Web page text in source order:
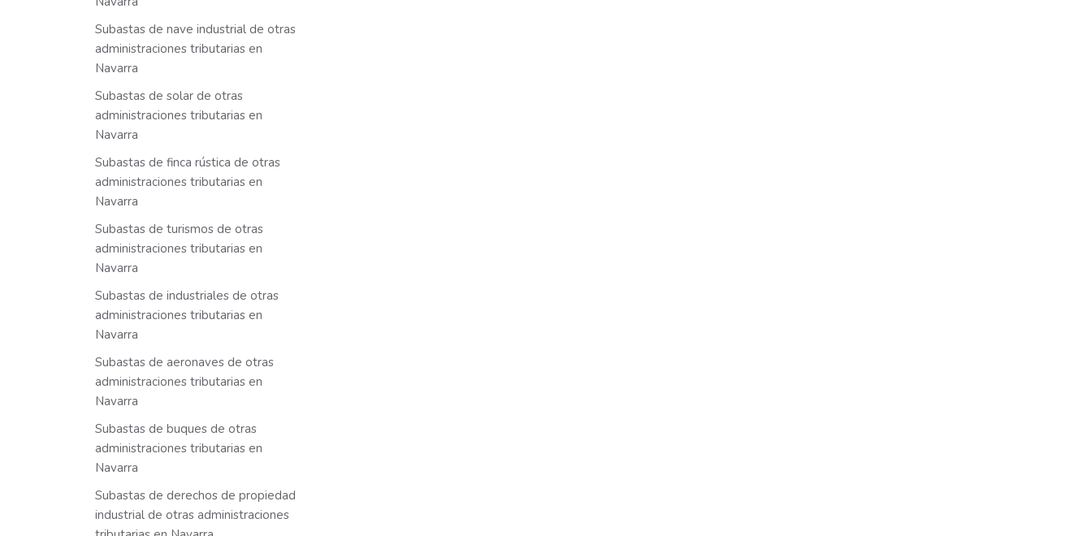
Subastas de nave industrial de otras
administraciones tributarias en
Navarra
Subastas de solar de otras
administraciones tributarias en
Navarra
Subastas de finca rústica de otras
administraciones tributarias en
Navarra
Subastas de turismos de otras
administraciones tributarias en
Navarra
Subastas de industriales de otras
administraciones tributarias en
Navarra
Subastas de aeronaves de otras
administraciones tributarias en
Navarra
Subastas de buques de otras
administraciones tributarias en
Navarra
Subastas de derechos de propiedad
industrial de otras administraciones